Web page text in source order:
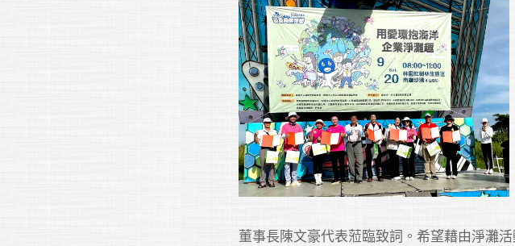
董事長陳文豪代表蒞臨致詞。希望藉由淨灘